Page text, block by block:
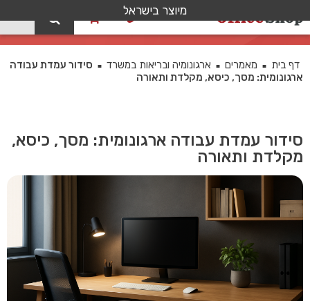
מיוצר בישראל
בלוג
דף בית ■ מאמרים ■ ארגונומיה ובריאות במשרד ■
סידור עמדת עבודה
ארגונומית: מסך, כיסא, מקלדת ותאורה
סידור עמדת עבודה ארגונומית: מסך, כיסא,
מקלדת ותאורה